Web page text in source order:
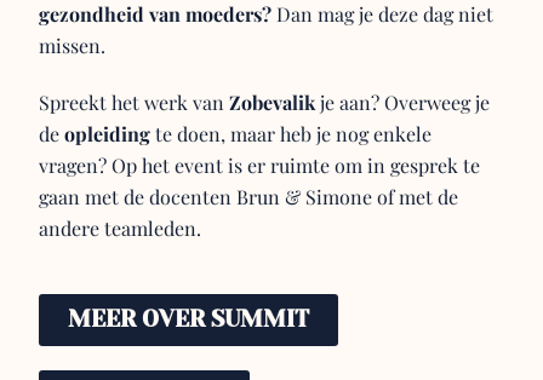
gezondheid van moeders?Dan mag je deze dag niet
missen.
Spreekt het werk vanZobevalikje aan? Overweeg je
deopleidingte doen, maar heb je nog enkele
vragen? Op het event is er ruimte om in gesprek te
gaan met de docenten Brun & Simone of met de
andere teamleden.
MEER OVER SUMMIT